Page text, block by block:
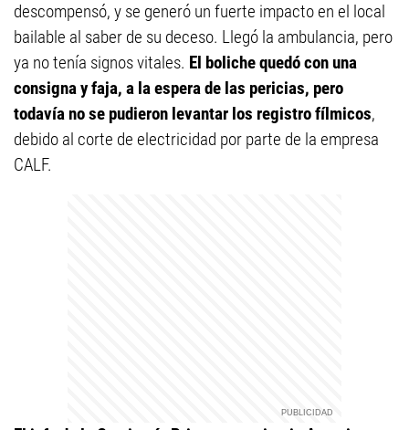
descompensó, y se generó un fuerte impacto en el local
bailable al saber de su deceso. Llegó la ambulancia, pero
ya no tenía signos vitales. El boliche quedó con una
consigna y faja, a la espera de las pericias, pero
todavía no se pudieron levantar los registro fílmicos,
debido al corte de electricidad por parte de la empresa
CALF.